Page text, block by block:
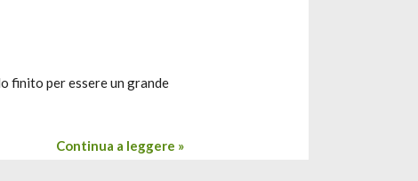
finito per essere un grande
Continua a leggere »